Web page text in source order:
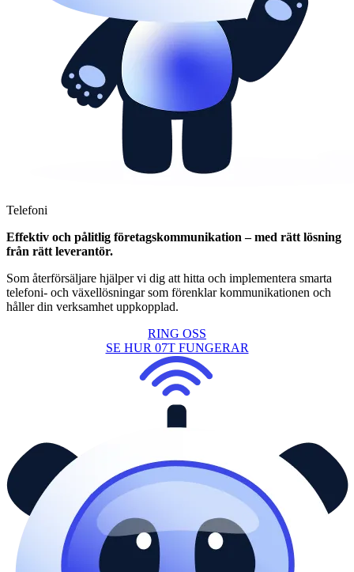
Telefoni
Effektiv och pålitlig företagskommunikation – med rätt lösning
från rätt leverantör.
Som återförsäljare hjälper vi dig att hitta och implementera smarta
telefoni- och växellösningar som förenklar kommunikationen och
håller din verksamhet uppkopplad.
RING OSS
SE HUR 07T FUNGERAR